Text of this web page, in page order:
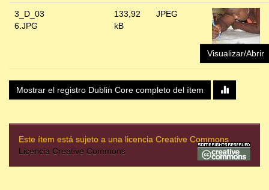
3_D_03
6.JPG
133,92
kB
JPEG
Visualizar/Abrir
Mostrar el registro Dublin Core completo del ítem
Este ítem está sujeto a una licencia Creative Commons
Licencia Creative Commons